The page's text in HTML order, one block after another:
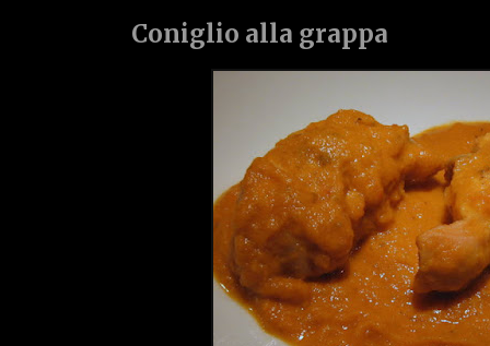
Coniglio alla grappa